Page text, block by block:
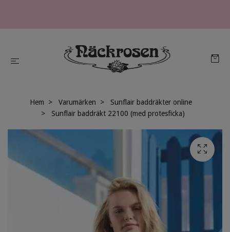
Hem Varumärken
Sunflair baddräkter online
Sunflair baddräkt 22100 (med protesficka)